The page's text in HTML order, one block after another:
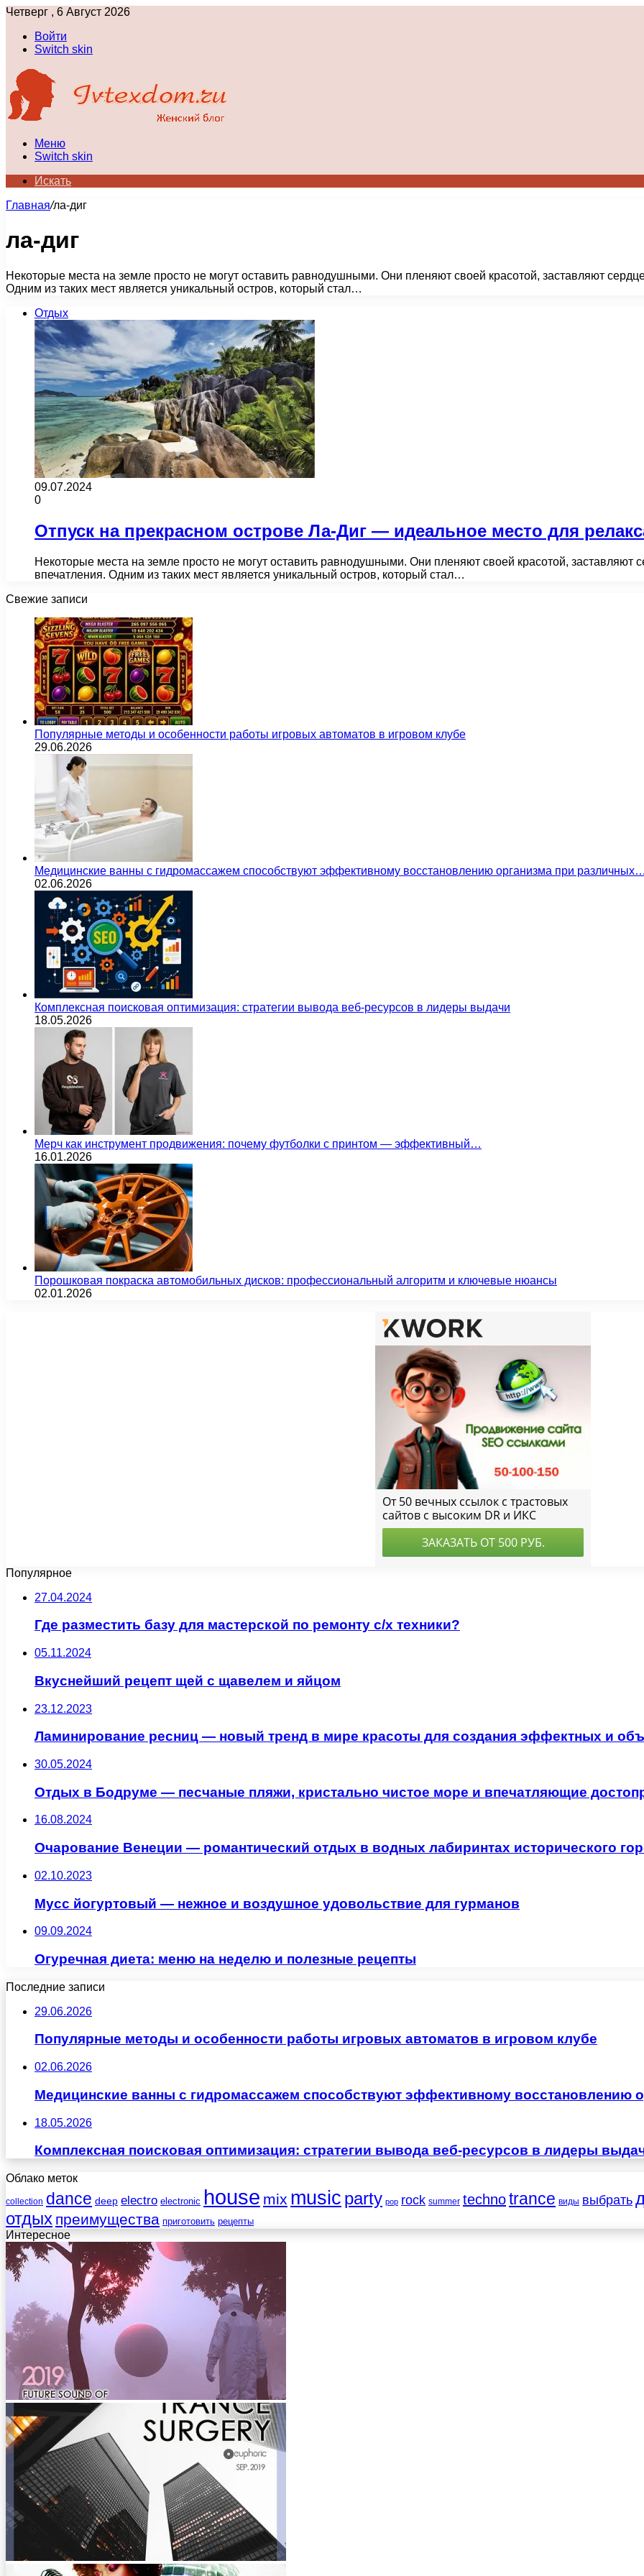
Четверг , 6 Август 2026
Войти
Switch skin
Меню
Switch skin
Искать
Главная/ла-диг
ла-диг
Некоторые места на земле просто не могут оставить равнодушными. Они пленяют своей красотой, заставляют
Одним из таких мест является уникальный остров, который стал…
Отдых
09.07.2024
0
Отпуск на прекрасном острове Ла-Диг — идеальное место для
Некоторые места на земле просто не могут оставить равнодушными. Они пленяют своей красотой, заставляют
впечатления. Одним из таких мест является уникальный остров, который стал…
Свежие записи
Популярные методы и особенности работы игровых автоматов в игровом клубе
29.06.2026
Медицинские ванны с гидромассажем способствуют эффективному восстановлению организма при
02.06.2026
Комплексная поисковая оптимизация: стратегии вывода веб-ресурсов в лидеры выдачи
18.05.2026
Мерч как инструмент продвижения: почему футболки с принтом — эффективный…
16.01.2026
Порошковая покраска автомобильных дисков: профессиональный алгоритм и ключевые нюансы
02.01.2026
Популярное
27.04.2024
Где разместить базу для мастерской по ремонту с/х техники?
05.11.2024
Вкуснейший рецепт щей с щавелем и яйцом
23.12.2023
Ламинирование ресниц — новый тренд в мире красоты для создания эффектных и
30.05.2024
Отдых в Бодруме — песчаные пляжи, кристально чистое море и впечатляющие
16.08.2024
Очарование Венеции — романтический отдых в водных лабиринтах исторического
02.10.2023
Мусс йогуртовый — нежное и воздушное удовольствие для гурманов
09.09.2024
Огуречная диета: меню на неделю и полезные рецепты
Последние записи
29.06.2026
Популярные методы и особенности работы игровых автоматов в игровом клубе
02.06.2026
Медицинские ванны с гидромассажем способствуют эффективному восстановлению
18.05.2026
Комплексная поисковая оптимизация: стратегии вывода веб-ресурсов в лидеры
Облако меток
collection dance deep electro electronic house mix music party pop rock summer technotrance виды выбрать
отдых преимущества приготовить рецепты
Интересное